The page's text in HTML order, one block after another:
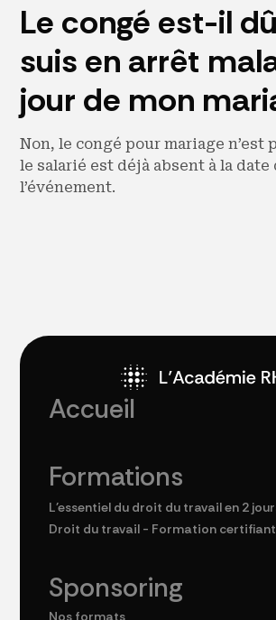
Le congé est-il
suis en arrêt
jour de mon
Non, le congé pour mariage n’est
le salarié est déjà absent à la date
l’événement.
Accueil
Formations
L'essentiel du droit du travail en 2
Droit du travail - Formation
Sponsoring
Nos formats